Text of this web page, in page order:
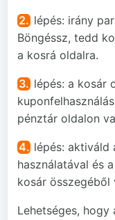
2. lépés: irány
Böngéssz, tedd
a kosrá oldalra.
3. lépés: a kosár
pénztár oldalon
4. lépés: aktiváld
használatával és
kosár összegéből
Lehetséges, hogy